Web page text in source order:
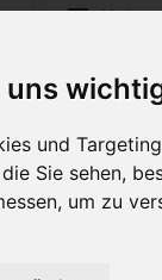
uns
und
Sie sehen,
um zu
Punkte
selbst
an. Diese
verwenden